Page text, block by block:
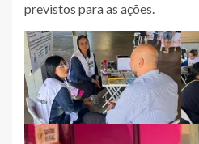
previstos para as ações.